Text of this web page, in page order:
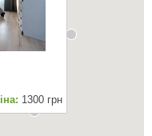
1300 грн